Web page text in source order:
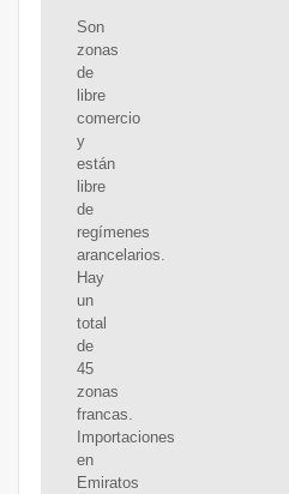
Son
zonas
de
libre
comercio
y
están
libre
de
regímenes
arancelarios.
Hay
un
total
de
45
zonas
francas.
Importaciones
en
Emiratos